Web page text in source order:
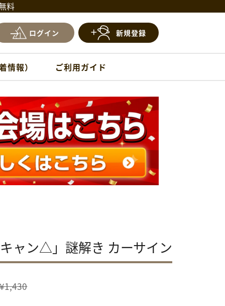
料
ログイン 新規登録
情報） ご利用ガイド
ャン△」謎解き カーサイン
¥1,430